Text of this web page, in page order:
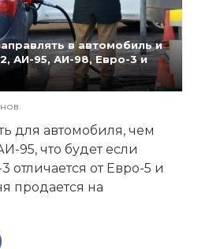
в автомобиль и
АИ-95, АИ-98, Евро-3 и
для автомобиля, чем
95, что будет если
отличается от Евро-5 и
продается на